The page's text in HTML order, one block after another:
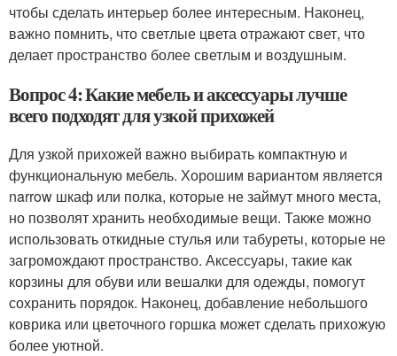
чтобы сделать интерьер более интересным. Наконец,
важно помнить, что светлые цвета отражают свет, что
делает пространство более светлым и воздушным.
Вопрос 4: Какие мебель и аксессуары лучше
всего подходят для узкой прихожей
Для узкой прихожей важно выбирать компактную и
функциональную мебель. Хорошим вариантом является
narrow шкаф или полка, которые не займут много места,
но позволят хранить необходимые вещи. Также можно
использовать откидные стулья или табуреты, которые не
загромождают пространство. Аксессуары, такие как
корзины для обуви или вешалки для одежды, помогут
сохранить порядок. Наконец, добавление небольшого
коврика или цветочного горшка может сделать прихожую
более уютной.